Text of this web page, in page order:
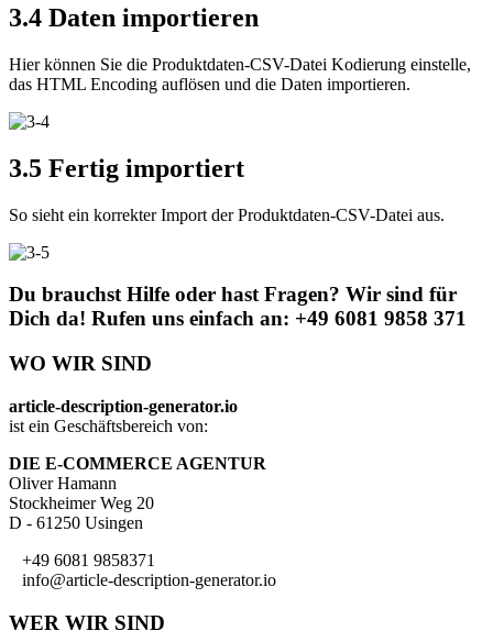
3.4 Daten importieren
Hier können Sie die Produktdaten-CSV-Datei Kodierung einstelle,
das HTML Encoding auflösen und die Daten importieren.
3.5 Fertig importiert
So sieht ein korrekter Import der Produktdaten-CSV-Datei aus.
Du brauchst Hilfe oder hast Fragen? Wir sind für
Dich da! Rufen uns einfach an: +49 6081 9858 371
WO WIR SIND
article-description-generator.io
ist ein Geschäftsbereich von:
DIE E-COMMERCE AGENTUR
Oliver Hamann
Stockheimer Weg 20
D - 61250 Usingen
+49 6081 9858371
info@article-description-generator.io
WER WIR SIND